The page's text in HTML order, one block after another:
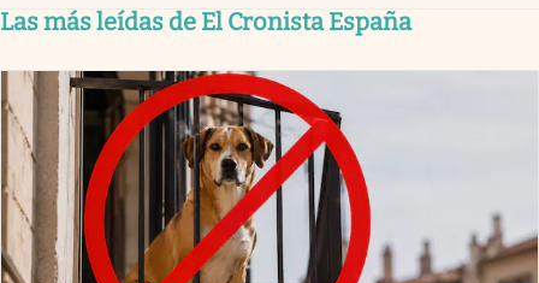
Las más leídas de El Cronista España